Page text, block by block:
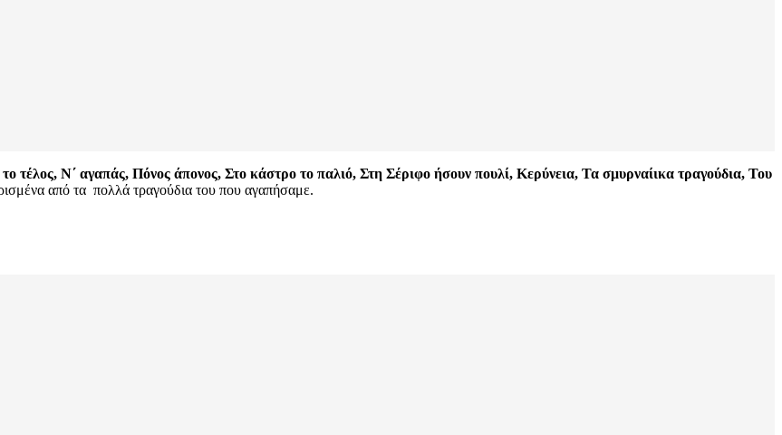
τέλος, Ν΄ αγαπάς, Πόνος άπονος, Στο κάστρο το παλιό, Στη Σέριφο ήσουν πουλί, Κερύνεια, Τα σμυρναίικα τραγούδια, Του
από τα πολλά τραγούδια του που αγαπήσαμε.